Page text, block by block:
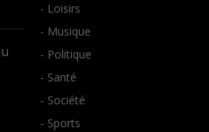
- Loisirs
- Musique
- Politique
- Santé
- Société
- Sports